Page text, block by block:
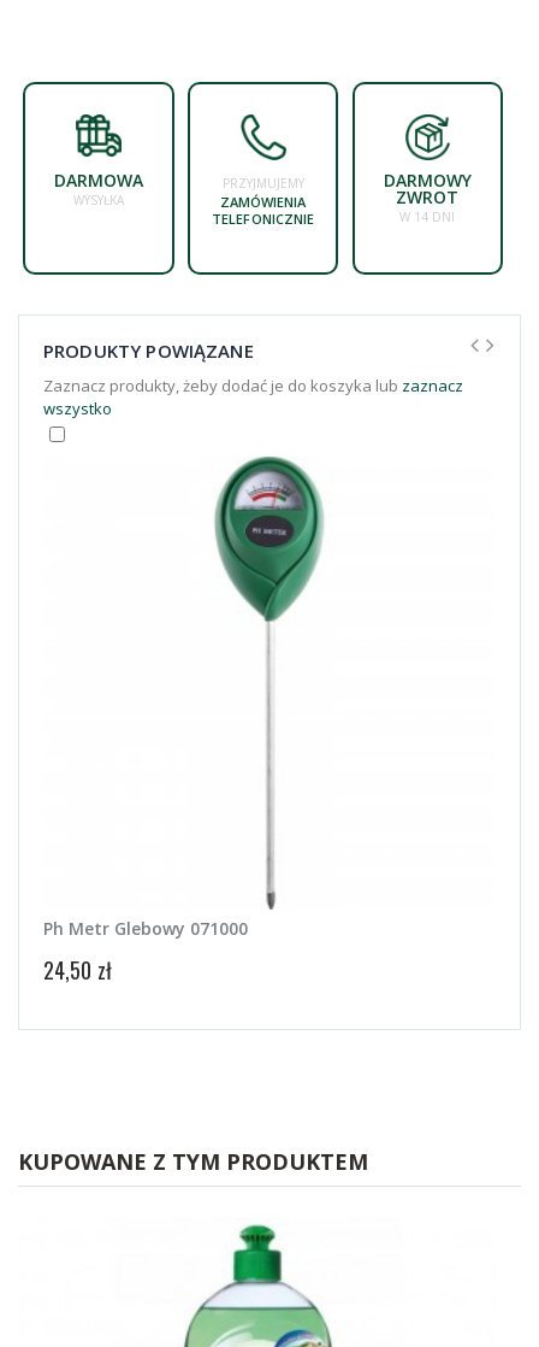
DARMOWA
WYSYŁKA
PRZYJMUJEMY
ZAMÓWIENIA
TELEFONICZNIE
DARMOWY
ZWROT
W 14 DNI
PRODUKTY POWIĄZANE
Zaznacz produkty, żeby dodać je do koszyka lub zaznacz
wszystko
Ph Metr Glebowy 071000
24,50 zł
KUPOWANE Z TYM PRODUKTEM